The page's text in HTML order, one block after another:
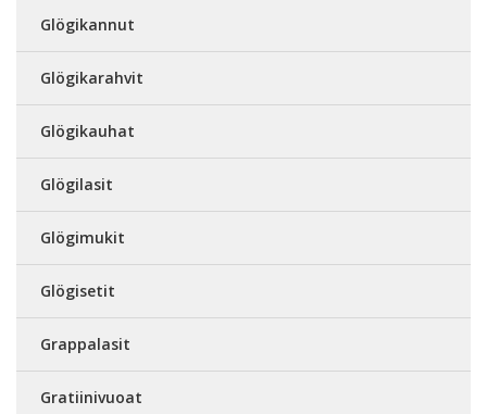
Glögikannut
Glögikarahvit
Glögikauhat
Glögilasit
Glögimukit
Glögisetit
Grappalasit
Gratiinivuoat